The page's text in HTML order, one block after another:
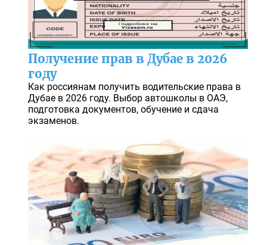
Получение прав в Дубае в 2026
году
Как россиянам получить водительские права в
Дубае в 2026 году. Выбор автошколы в ОАЭ,
подготовка документов, обучение и сдача
экзаменов.